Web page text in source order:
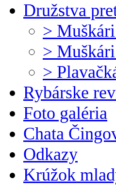
Družstva
>
>
>
Rybárske
Foto galéria
Chata
Odkazy
Krúžok